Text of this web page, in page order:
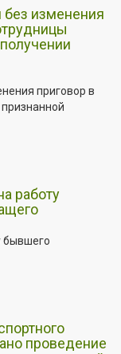
без изменения
приговор в
работу
бывшего
проведение